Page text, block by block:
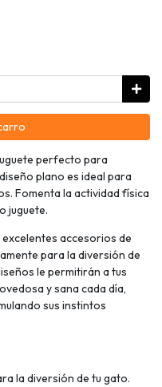
perfecto para
plano es ideal para
Fomenta la actividad física
juguete.
accesorios de
para la diversión de
le permitirán a tus
y sana cada día,
sus instintos
la diversión de tu gato.